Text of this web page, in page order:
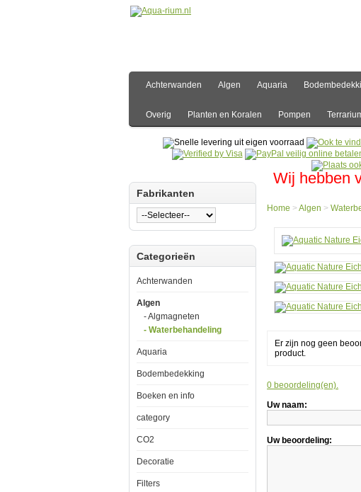
Achterwanden Algen Aquaria
Overig Planten en Koralen Pompen
Wij hebben
Fabrikanten
Categorieën
Achterwanden
Algen
- Algmagneten
- Waterbehandeling
Aquaria
Bodembedekking
Boeken en info
category
CO2
Decoratie
Filters
Algen
Aquatic
Nature
Eichen
Extract
500ml
Nature
Extract
500ml
Home > Algen >
Er zijn nog geen
product.
0 beoordeling(en).
Uw naam:
Uw beoordeling: